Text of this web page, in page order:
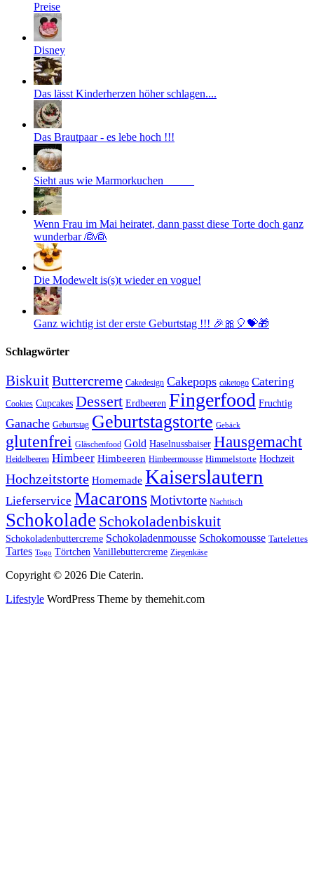
Preise
Disney
Das lässt Kinderherzen höher schlagen....
Das Brautpaar - es lebe hoch !!!
Sieht aus wie Marmorkuchen _____
Wenn Frau im Mai heiratet, dann passt diese Torte doch ganz
wunderbar 👰👰
Die Modewelt is(s)t wieder en vogue!
Ganz wichtig ist der erste Geburtstag !!! 🎉🎀🎈💝🎁
Schlagwörter
BiskuitButtercreme Cakedesign Cakepops caketogo Catering
Cookies Cupcakes Dessert Erdbeeren Fingerfood Fruchtig
Ganache Geburtstag Geburtstagstorte Gebäck
glutenfrei Gläschenfood Gold Haselnussbaiser Hausgemacht
Heidelbeeren Himbeer Himbeeren Himbeermousse Himmelstorte Hochzeit
Hochzeitstorte Homemade Kaiserslautern
Lieferservice MacaronsMotivtorte Nachtisch
Schokolade Schokoladenbiskuit
Schokoladenbuttercreme Schokoladenmousse Schokomousse Tartelettes
Tartes Togo Törtchen Vanillebuttercreme Ziegenkäse
Copyright © 2026 Die Caterin.
Lifestyle WordPress Theme by themehit.com